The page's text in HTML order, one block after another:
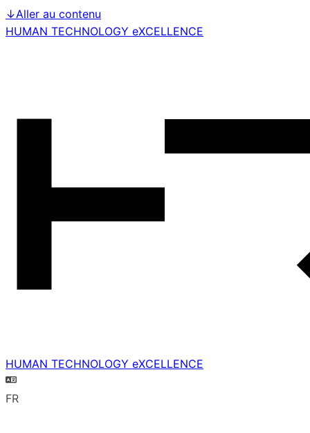
↓Aller au contenu
HUMAN TECHNOLOGY eXCELLENCE
HUMAN TECHNOLOGY eXCELLENCE
FR